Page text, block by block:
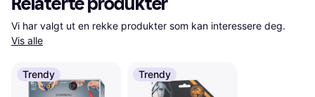
Vis alle
Trendy Trendy